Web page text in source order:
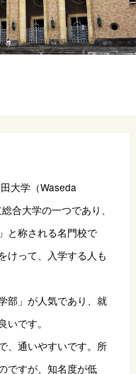
大学（Waseda
合大学の一つであり、
と称される名門校で
けって、入学する人も
部」が人気であり、就
です。
、通いやすいです。所
ですが、知名度が低